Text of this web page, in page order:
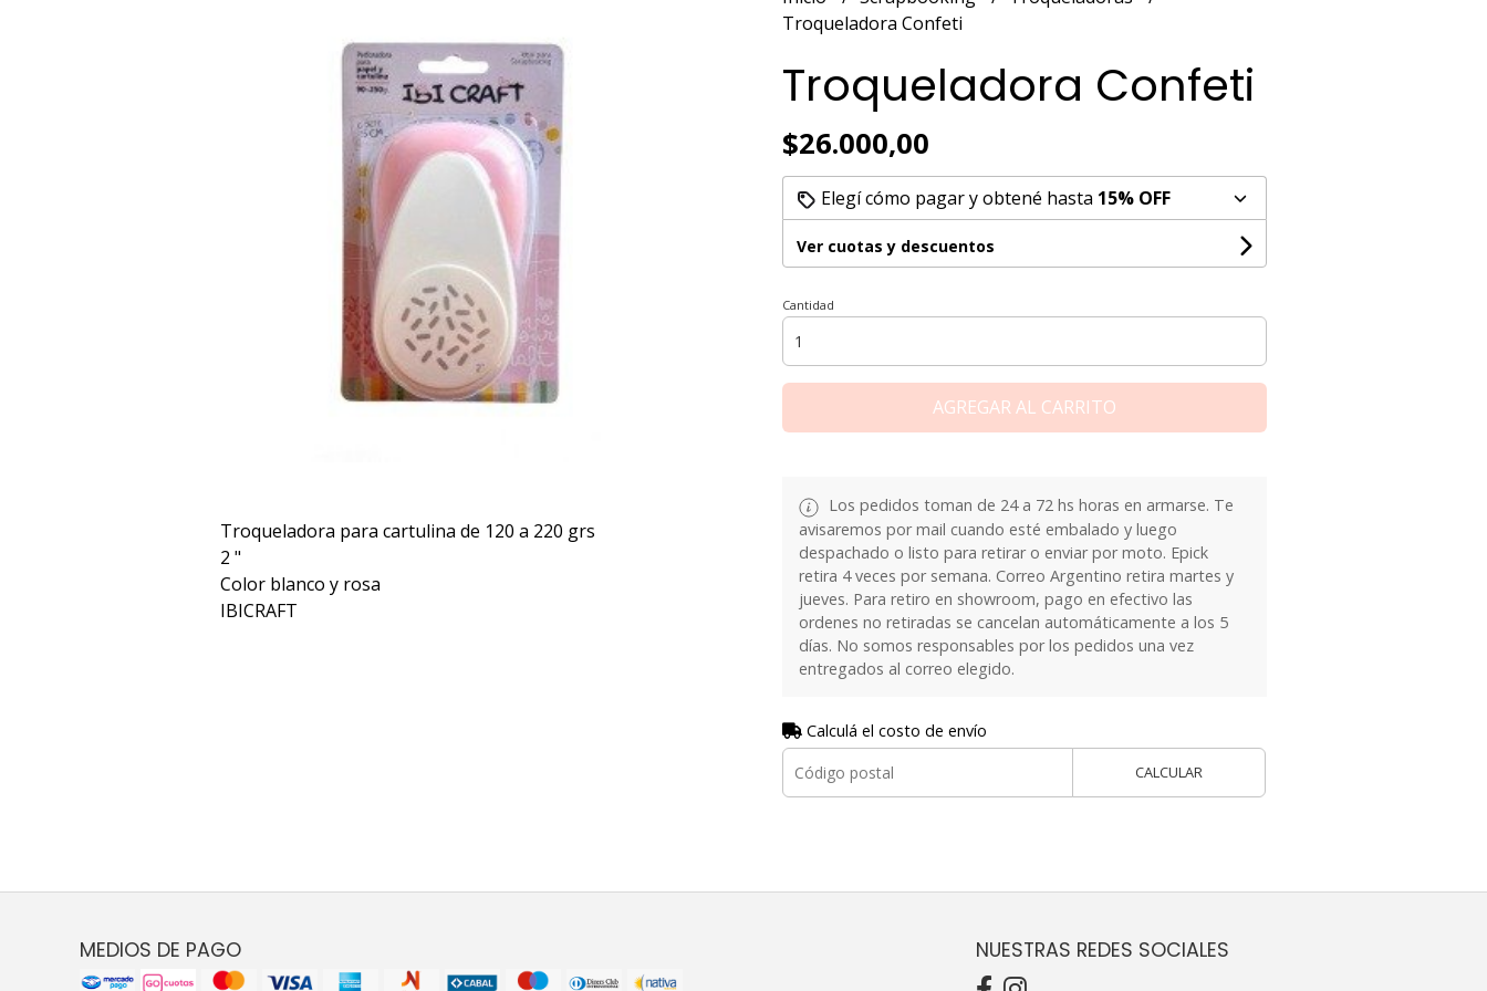
Troqueladora para cartulina de 120 a 220 grs
2 "
Color blanco y rosa
IBICRAFT
Troqueladora Confeti
Troqueladora Confeti
$26.000,00
Elegí cómo pagar y obtené hasta 15% OFF
Ver cuotas y descuentos
Cantidad
AGREGAR AL CARRITO
Los pedidos toman de 24 a 72 hs horas en armarse. Te
avisaremos por mail cuando esté embalado y luego
despachado o listo para retirar o enviar por moto. Epick
retira 4 veces por semana. Correo Argentino retira martes y
jueves. Para retiro en showroom, pago en efectivo las
ordenes no retiradas se cancelan automáticamente a los 5
días. No somos responsables por los pedidos una vez
entregados al correo elegido.
Calculá el costo de envío
CALCULAR
MEDIOS DE PAGO NUESTRAS REDES SOCIALES